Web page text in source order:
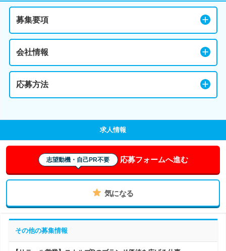
募集要項
会社情報
応募方法
求人情報
志望動機・自己PR不要 応募フォームへ進む
気になる
その他の募集情報